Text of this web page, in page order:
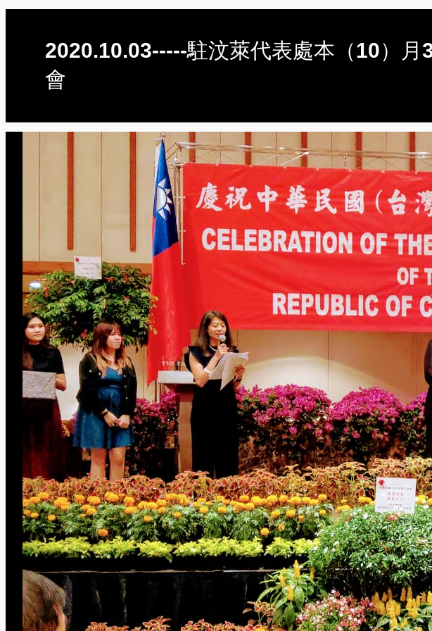
2020.10.03-----駐汶萊代表處本（10）
會